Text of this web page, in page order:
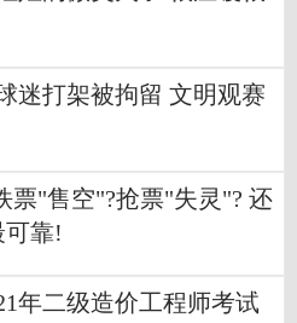
迷打架被拘留 文明观赛
票"售空"?抢票"失灵"? 还
可靠!
年二级造价工程师考试